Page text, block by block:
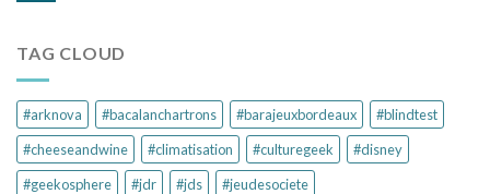
TAG CLOUD
#arknova #bacalanchartrons #barajeuxbordeaux
#blindtest
#cheeseandwine
#climatisation #culturegeek
#disney
#geekosphere
#jdr #jds
#jeudesociete